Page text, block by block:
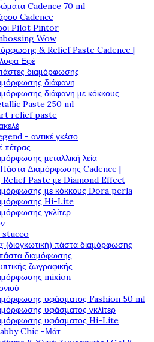
Cadence 70 ml
Cadence
Pilot Pintor
Wow
& Relief Paste Cadence |
Εφέ
διαμόρφωσης
διάφανη
διάφανη με κόκκους
Paste 250 ml
relief paste
- αντικέ γκέσο
πέτρας
μεταλλική λεία
Διαμόρφωσης Cadence |
Relief Paste με Diamond Effect
με κόκκους Dora perla
Hi-Lite
γκλίτερ
(διογκωτική) πάστα διαμόρφωσης
διαμόφωσης
ζωγραφικής
mixion
υφάσματος Fashion 50 ml
υφάσματος γκλίτερ
υφάσματος Hi-Lite
Chic -Μάτ